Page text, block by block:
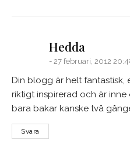
Hedda
27 februari, 2012
Din blogg är helt fantastisk,
riktigt inspirerad och är
bara bakar kanske två
Svara